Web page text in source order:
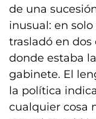
de una
inusual: en
trasladó en
donde estaba
gabinete. El
la política
cualquier cosa